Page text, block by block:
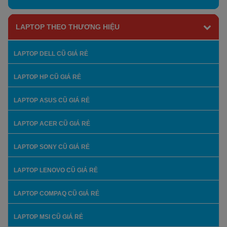
LAPTOP THEO THƯƠNG HIỆU
LAPTOP DELL CŨ GIÁ RẺ
LAPTOP HP CŨ GIÁ RẺ
LAPTOP ASUS CŨ GIÁ RẺ
LAPTOP ACER CŨ GIÁ RẺ
LAPTOP SONY CŨ GIÁ RẺ
LAPTOP LENOVO CŨ GIÁ RẺ
LAPTOP COMPAQ CŨ GIÁ RẺ
LAPTOP MSI CŨ GIÁ RẺ